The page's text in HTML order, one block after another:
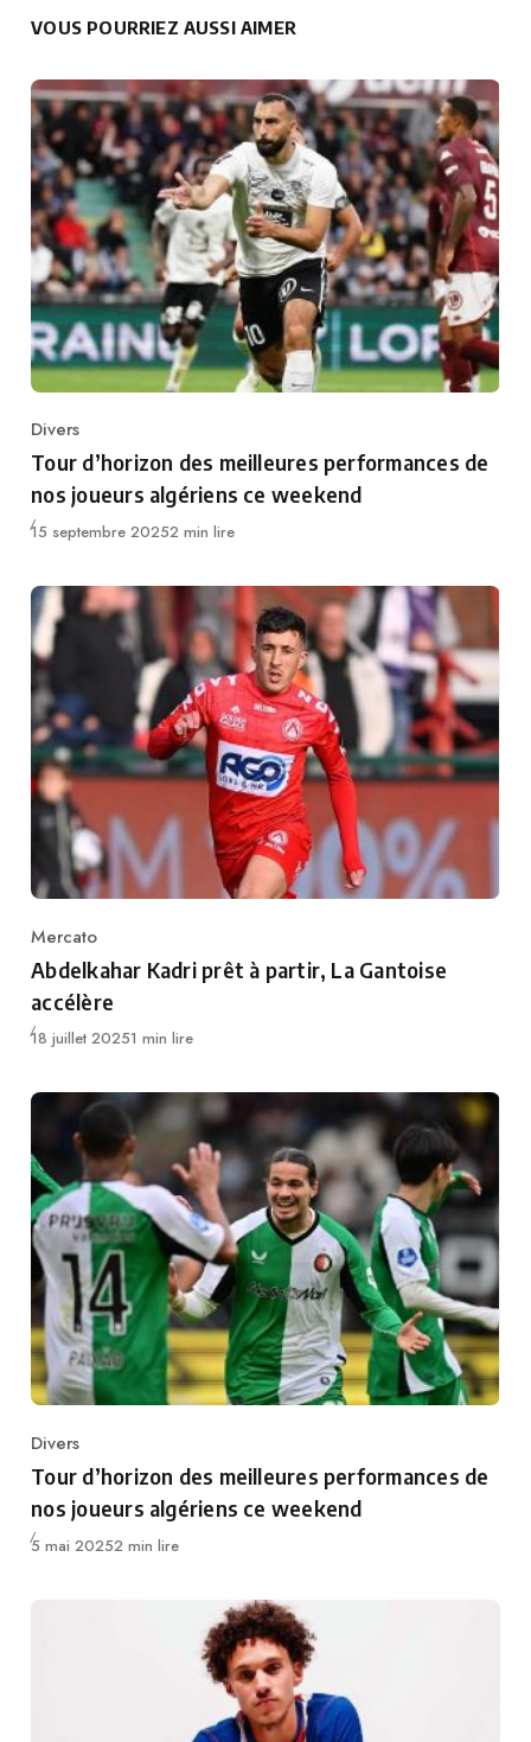
VOUS POURRIEZ AUSSI AIMER
Category
Divers
Tour d’horizon des meilleures performances de
nos joueurs algériens ce weekend
Publié
15 septembre 20252 min lire
Category
Mercato
Abdelkahar Kadri prêt à partir, La Gantoise
accélère
Publié
18 juillet 20251 min lire
Category
Divers
Tour d’horizon des meilleures performances de
nos joueurs algériens ce weekend
Publié
5 mai 20252 min lire